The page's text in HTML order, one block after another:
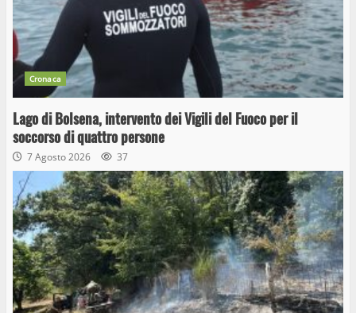
Cronaca
Lago di Bolsena, intervento dei Vigili del Fuoco per il
soccorso di quattro persone
7 Agosto 2026 37